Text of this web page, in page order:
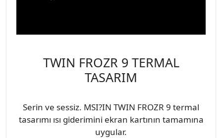
TWIN FROZR 9 TERMAL
TASARIM
Serin ve sessiz. MSI?IN TWIN FROZR 9 termal
tasarımı ısı giderimini ekran kartının tamamına
uygular.